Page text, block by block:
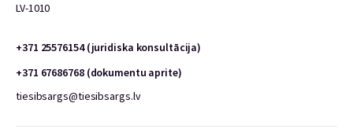
LV-1010
+371 25576154 (juridiska konsultācija)
+371 67686768 (dokumentu aprite)
tiesibsargs@tiesibsargs.lv